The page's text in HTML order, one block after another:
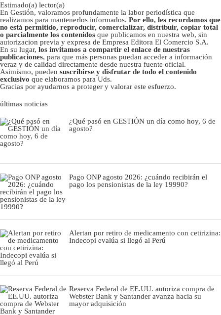
Estimado(a) lector(a)
En Gestión, valoramos profundamente la labor periodística que
realizamos para mantenerlos informados. Por ello, les recordamos que
no está permitido, reproducir, comercializar, distribuir, copiar total
o parcialmente los contenidos que publicamos en nuestra web, sin
autorizacion previa y expresa de Empresa Editora El Comercio S.A.
En su lugar, los invitamos a compartir el enlace de nuestras
publicaciones, para que más personas puedan acceder a información
veraz y de calidad directamente desde nuestra fuente oficial.
Asimismo, pueden suscribirse y disfrutar de todo el contenido
exclusivo que elaboramos para Uds.
Gracias por ayudarnos a proteger y valorar este esfuerzo.
últimas noticias
¿Qué pasó en GESTIÓN un día como hoy, 6 de
agosto?
Pago ONP agosto 2026: ¿cuándo recibirán el
pago los pensionistas de la ley 19990?
Alertan por retiro de medicamento con cetirizina:
Indecopi evalúa si llegó al Perú
Reserva Federal de EE.UU. autoriza compra de
Webster Bank y Santander avanza hacia su
mayor adquisición